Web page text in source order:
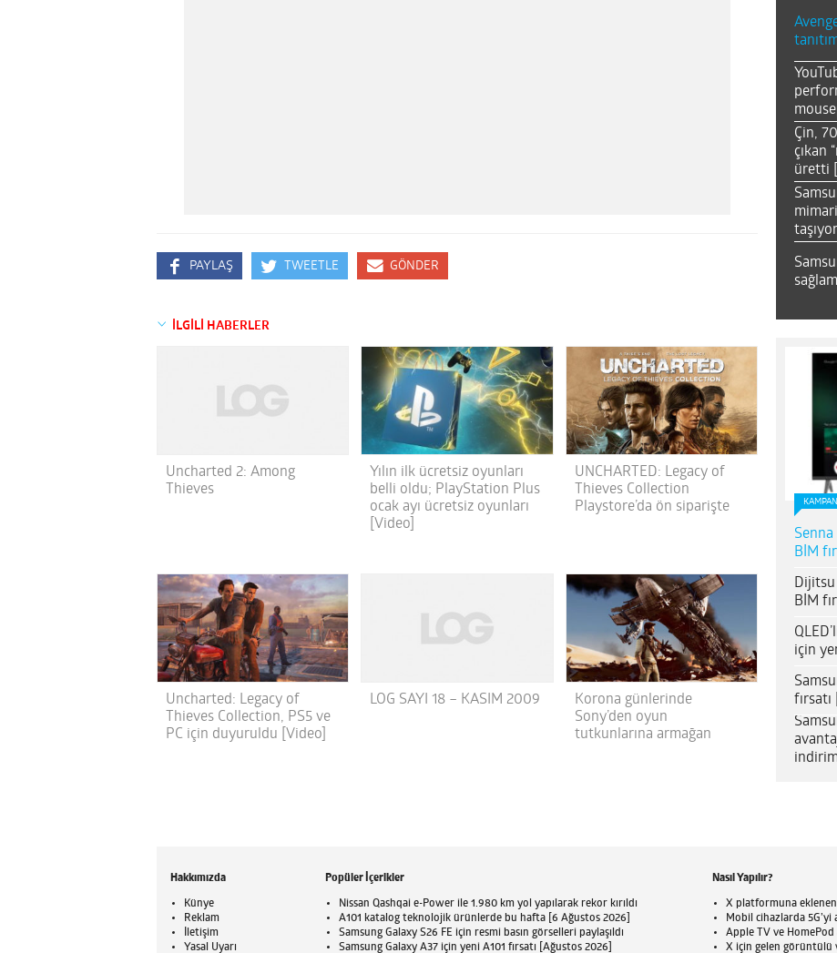
PAYLAŞ TWEETLE GÖNDER
İLGİLİ HABERLER
Uncharted 2: Among
Thieves
Yılın ilk ücretsiz oyunları
belli oldu; PlayStation Plus
ocak ayı ücretsiz oyunları
[Video]
UNCHARTED: Legacy of
Thieves Collection
Playstore’da ön siparişte
Uncharted: Legacy of
Thieves Collection, PS5 ve
PC için duyuruldu [Video]
LOG SAYI 18 – KASIM 2009
Korona günlerinde
Sony’den oyun
tutkunlarına armağan
Çin,
çıkan
üretti
taşıyor
BİM
BİM
için
Hakkımızda
Künye
Reklam
İletişim
Yasal Uyarı
Popüler İçerikler
Nissan Qashqai e-Power ile 1.980 km yol yapılarak rekor kırıldı
A101 katalog teknolojik ürünlerde bu hafta [6 Ağustos 2026]
Samsung Galaxy S26 FE için resmi basın görselleri paylaşıldı
Samsung Galaxy A37 için yeni A101 fırsatı [Ağustos 2026]
Nasıl Yapılır?
X platformuna eklenen
Mobil cihazlarda
Apple TV ve
X için gelen görüntülü